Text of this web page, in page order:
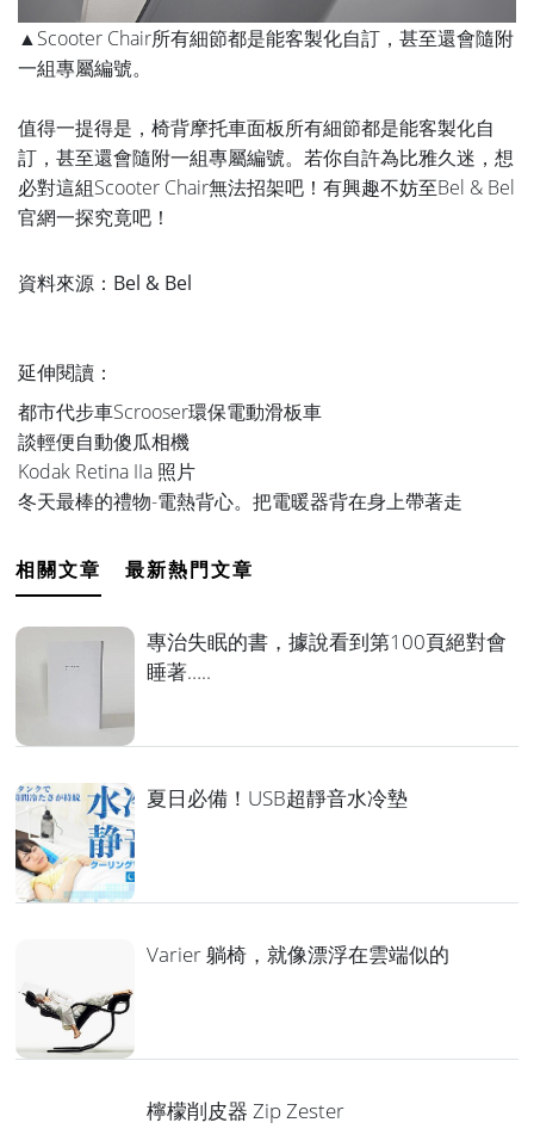
▲Scooter Chair所有細節都是能客製化自訂，甚至還會隨附
一組專屬編號。
值得一提得是，椅背摩托車面板所有細節都是能客製化自
訂，甚至還會隨附一組專屬編號。若你自許為比雅久迷，想
必對這組Scooter Chair無法招架吧！有興趣不妨至Bel & Bel
官網一探究竟吧！
資料來源： Bel & Bel
延伸閱讀：
都市代步車Scrooser環保電動滑板車
談輕便自動傻瓜相機
Kodak Retina IIa 照片
冬天最棒的禮物-電熱背心。把電暖器背在身上帶著走
相關文章 最新熱門文章
專治失眠的書，據說看到第100頁絕對會
睡著…..
夏日必備！USB超靜音水冷墊
Varier 躺椅，就像漂浮在雲端似的
檸檬削皮器 Zip Zester